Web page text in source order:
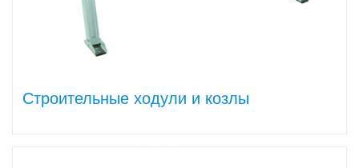
Строительные ходули и козлы